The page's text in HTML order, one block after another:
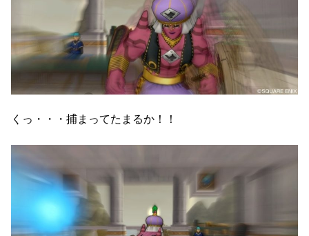
くっ・・・捕まってたまるか！！